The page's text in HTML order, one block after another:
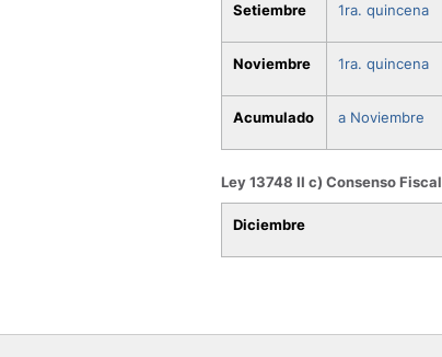
Setiembre 1ra. quincena
Noviembre 1ra. quincena
Acumulado a Noviembre
Ley 13748 II c) Consenso Fiscal
Diciembre